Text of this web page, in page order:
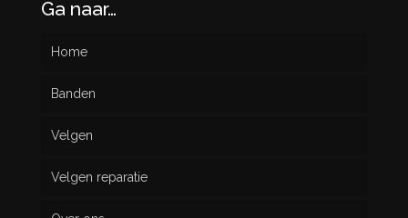
Ga naar…
Home
Banden
Nieuw
Gebruikt
Velgen
Velgen reparatie